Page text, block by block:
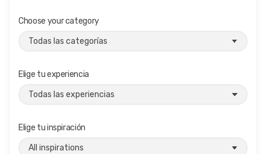
Choose your category
Elige tu experiencia
Elige tu inspiración